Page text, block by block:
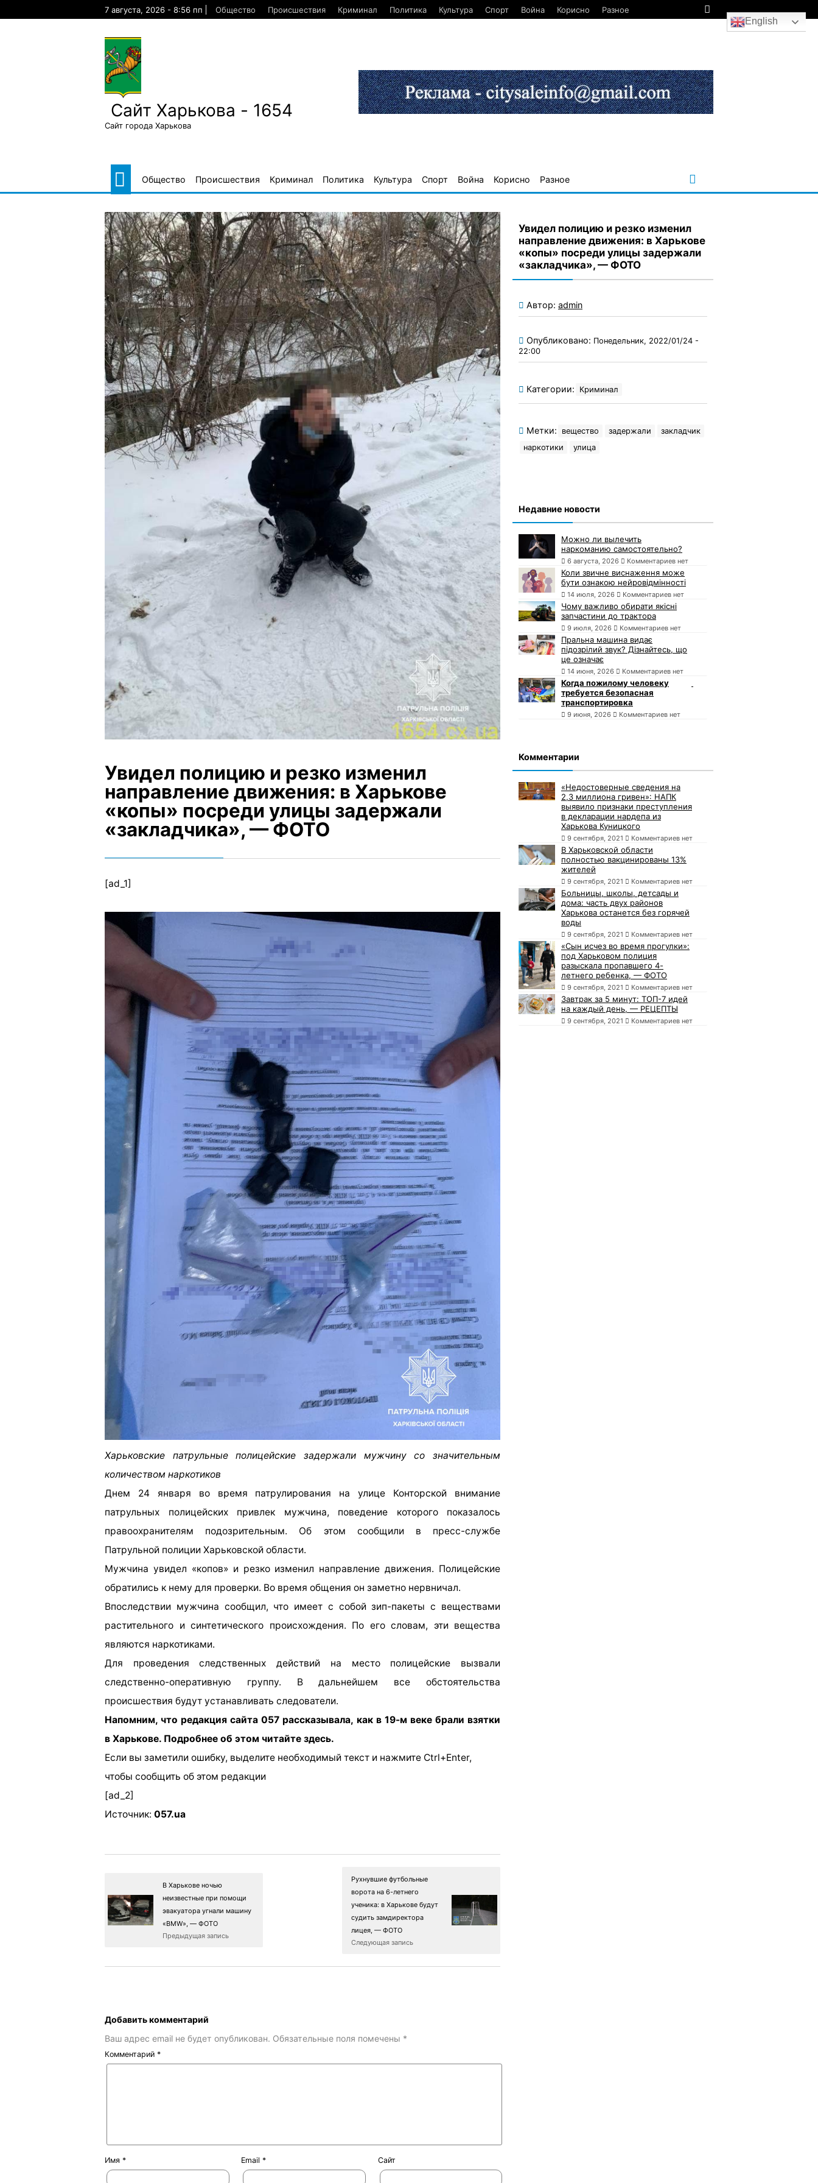
7 августа, 2026 - 8:56 пп Общество Происшествия Криминал Политика Культура Спорт Война Корисно Разное
Сайт Харькова - 1654
Сайт города Харькова
Общество Происшествия Криминал Политика Культура Спорт Война Корисно Разное
Увидел полицию и резко изменил
направление движения: в Харькове
«копы» посреди улицы задержали
«закладчика», — ФОТО
[ad_1]
Харьковские патрульные полицейские задержали мужчину со значительным
количеством наркотиков
Днем 24 января во время патрулирования на улице Конторской внимание
патрульных полицейских привлек мужчина, поведение которого показалось
правоохранителям подозрительным. Об этом сообщили в пресс-службе
Патрульной полиции Харьковской области.
Мужчина увидел «копов» и резко изменил направление движения. Полицейские
обратились к нему для проверки. Во время общения он заметно нервничал.
Впоследствии мужчина сообщил, что имеет с собой зип-пакеты с веществами
растительного и синтетического происхождения. По его словам, эти вещества
являются наркотиками.
Для проведения следственных действий на место полицейские вызвали
следственно-оперативную группу. В дальнейшем все обстоятельства
происшествия будут устанавливать следователи.
Напомним, что редакция сайта 057 рассказывала, как в 19-м веке брали взятки
в Харькове. Подробнее об этом читайте здесь.
Если вы заметили ошибку, выделите необходимый текст и нажмите Ctrl+Enter,
чтобы сообщить об этом редакции
[ad_2]
Источник: 057.ua
В Харькове ночью
неизвестные при помощи
эвакуатора угнали машину
«BMW», — ФОТО
Предыдущая запись
Рухнувшие футбольные
ворота на 6-летнего
ученика: в Харькове будут
судить замдиректора
лицея, — ФОТО
Следующая запись
Добавить комментарий
Ваш адрес email не будет опубликован. Обязательные поля помечены *
Комментарий *
Имя * Email* Сайт
Увидел полицию и резко изменил
направление движения: в Харькове
«копы» посреди улицы задержали
«закладчика», — ФОТО
Автор: admin
Опубликовано: Понедельник, 2022/01/24 -
22:00
Категории: Криминал
Метки: вещество задержали
закладчик
наркотики
улица
Недавние новости
Можно ли вылечить
наркоманию самостоятельно?
6 августа, 2026 Комментариев нет
Коли звичне виснаження може
бути ознакою нейровідмінності
14 июля, 2026 Комментариев нет
Чому важливо обирати якісні
запчастини до трактора
9 июля, 2026 Комментариев нет
Пральна машина видає
підозрілий звук? Дізнайтесь, що
це означає
14 июня, 2026 Комментариев нет
Когда пожилому человеку
требуется безопасная
транспортировка
9 июня, 2026 Комментариев нет
Комментарии
«Недостоверные сведения на
2,3 миллиона гривен»: НАПК
выявило признаки преступления
в декларации нардепа из
Харькова Куницкого
9 сентября, 2021 Комментариев нет
В Харьковской области
полностью вакцинированы 13%
жителей
9 сентября, 2021 Комментариев нет
Больницы, школы, детсады и
дома: часть двух районов
Харькова останется без горячей
воды
9 сентября, 2021 Комментариев нет
«Сын исчез во время прогулки»:
под Харьковом полиция
разыскала пропавшего 4-
летнего ребенка, — ФОТО
9 сентября, 2021 Комментариев нет
Завтрак за 5 минут: ТОП-7 идей
на каждый день, — РЕЦЕПТЫ
9 сентября, 2021 Комментариев нет
English